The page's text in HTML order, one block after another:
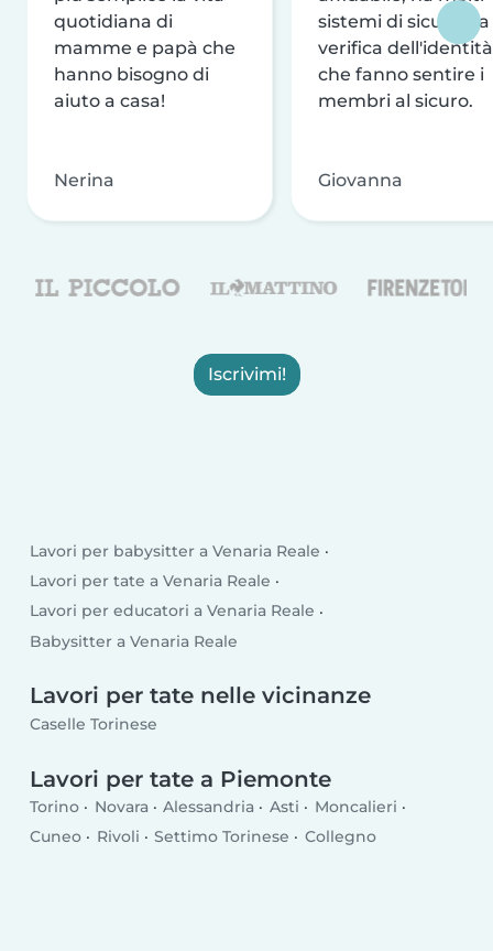
quotidiana di
mamme e papà che
hanno bisogno di
aiuto a casa!
Nerina
sistemi di sicurezza
verifica dell'identità
che fanno sentire i
membri al sicuro.
Giovanna
Iscrivimi!
Lavori per babysitter a Venaria Reale
Lavori per tate a Venaria Reale
Lavori per educatori a Venaria Reale
Babysitter a Venaria Reale
Lavori per tate nelle vicinanze
Caselle Torinese
Lavori per tate a Piemonte
Torino Novara Alessandria Asti
Moncalieri
Cuneo
Rivoli Settimo Torinese Collegno